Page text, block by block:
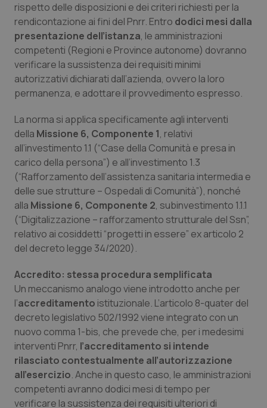
Sardegna
Sicilia
Toscana
Valle D’Aosta
Veneto
Malattia di Crohn & Rettocolite Ulcerosa
Neuroscienze & patologie neurodegenerative
Obesità
Oncodermatologia
Oncoematologia
Oncologia & Nutrizione
Psoriasi & pelle
Quotidiano Chirurgia
Quotidiano Oncologia
Quotidiano Pediatria
Rene & patologie urogenitali
rispetto delle disposizioni e dei criteri richiesti per la
rendicontazione ai fini del Pnrr. Entro dodici mesi dalla
presentazione dell’istanza, le amministrazioni
competenti (Regioni e Province autonome) dovranno
verificare la sussistenza dei requisiti minimi
autorizzativi dichiarati dall’azienda, ovvero la loro
permanenza, e adottare il provvedimento espresso.
La norma si applica specificamente agli interventi
della Missione 6, Componente 1, relativi
all’investimento 1.1 (“Case della Comunità e presa in
carico della persona”) e all’investimento 1.3
(“Rafforzamento dell’assistenza sanitaria intermedia e
delle sue strutture – Ospedali di Comunità”), nonché
alla Missione 6, Componente 2, subinvestimento 1.1.1
(“Digitalizzazione – rafforzamento strutturale del Ssn”,
relativo ai cosiddetti “progetti in essere” ex articolo 2
del decreto legge 34/2020).
Accredito: stessa procedura semplificata
Un meccanismo analogo viene introdotto anche per
l’accreditamento istituzionale. L’articolo 8-quater del
decreto legislativo 502/1992 viene integrato con un
nuovo comma 1-bis, che prevede che, per i medesimi
interventi Pnrr, l’accreditamento si intende
rilasciato contestualmente all’autorizzazione
all’esercizio. Anche in questo caso, le amministrazioni
competenti avranno dodici mesi di tempo per
verificare la sussistenza dei requisiti ulteriori di